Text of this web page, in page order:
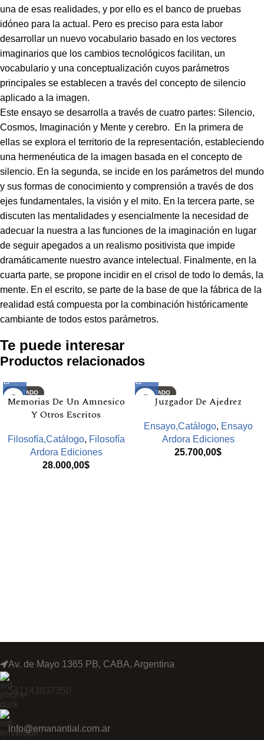
una de esas realidades, y por ello es el banco de pruebas
idóneo para la actual. Pero es preciso para esta labor
desarrollar un nuevo vocabulario basado en los vectores
imaginarios que los cambios tecnológicos facilitan, un
vocabulario y una conceptualización cuyos parámetros
principales se establecen a través del concepto de silencio
aplicado a la imagen.
Este ensayo se desarrolla a través de cuatro partes: Silencio,
Cosmos, Imaginación y Mente y cerebro. En la primera de
ellas se explora el territorio de la representación, estableciendo
una hermenéutica de la imagen basada en el concepto de
silencio. En la segunda, se incide en los parámetros del mundo
y sus formas de conocimiento y comprensión a través de dos
ejes fundamentales, la visión y el mito. En la tercera parte, se
discuten las mentalidades y esencialmente la necesidad de
adecuar la nuestra a las funciones de la imaginación en lugar
de seguir apegados a un realismo positivista que impide
dramáticamente nuestro avance intelectual. Finalmente, en la
cuarta parte, se propone incidir en el crisol de todo lo demás, la
mente. En el escrito, se parte de la base de que la fábrica de la
realidad está compuesta por la combinación históricamente
cambiante de todos estos parámetros.
Te puede interesar
Productos relacionados
AGOTADO
Memorias De Un Amnesico
Y Otros Escritos
Filosofía,Catálogo, Filosofía
Ardora Ediciones
28.000,00$
AGOTADO
Juzgador De Ajedrez
Ensayo,Catálogo, Ensayo
Ardora Ediciones
25.700,00$
Av. de Mayo 1365 PB, CABA, Argentina
541143837350
info@emanantial.com.ar